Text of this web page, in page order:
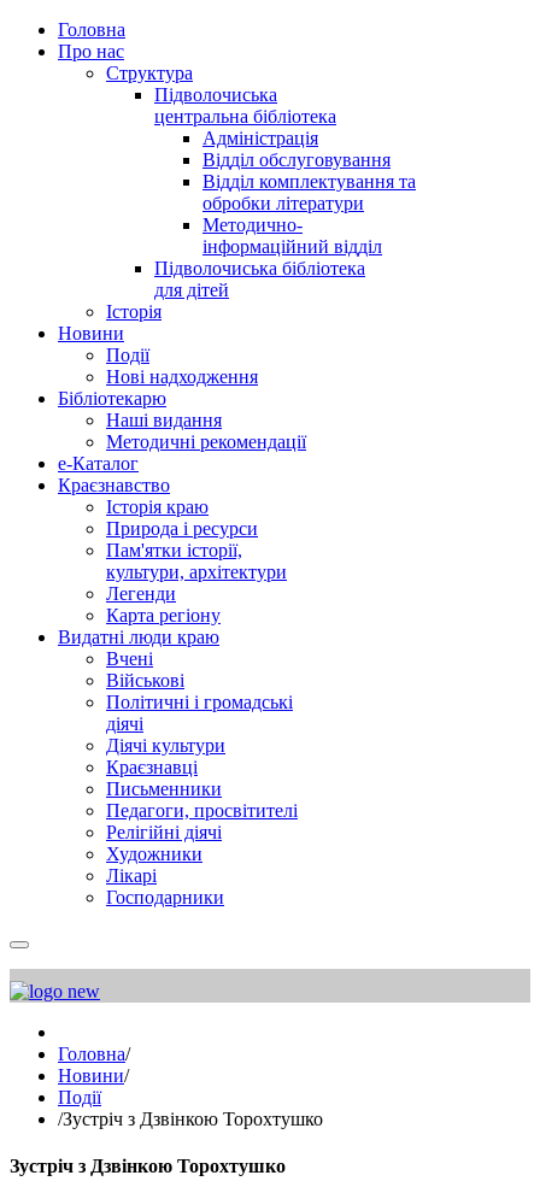
Головна
Про нас
Структура
Підволочиська
центральна бібліотека
Адміністрація
Відділ обслуговування
Відділ комплектування та
обробки літератури
Методично-
інформаційний відділ
Підволочиська бібліотека
для дітей
Історія
Новини
Події
Нові надходження
Бібліотекарю
Наші видання
Методичні рекомендації
e-Каталог
Краєзнавство
Історія краю
Природа і ресурси
Пам'ятки історії,
культури, архітектури
Легенди
Карта регіону
Видатні люди краю
Вчені
Військові
Політичні і громадські
діячі
Діячі культури
Краєзнавці
Письменники
Педагоги, просвітителі
Релігійні діячі
Художники
Лікарі
Господарники
Головна/
Новини/
Події
/Зустріч з Дзвінкою Торохтушко
Зустріч з Дзвінкою Торохтушко